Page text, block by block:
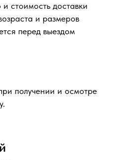
стоимость доставки
и размеров
перед выездом
получении и осмотре